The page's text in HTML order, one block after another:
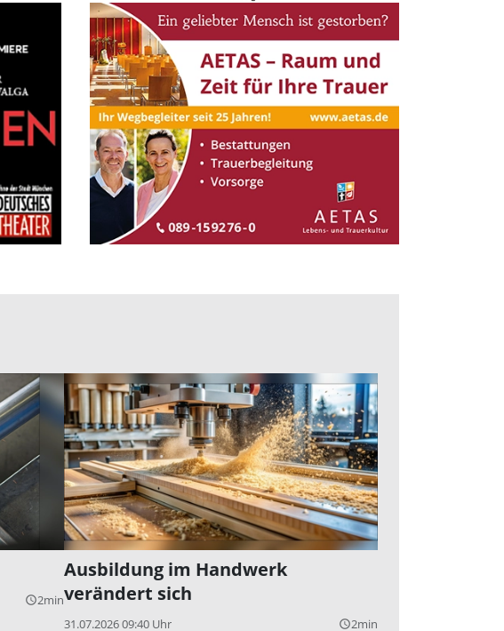
query_builder2min
Ausbildung im Handwerk
verändert sich
31.07.2026 09:40 Uhr query_builder2min